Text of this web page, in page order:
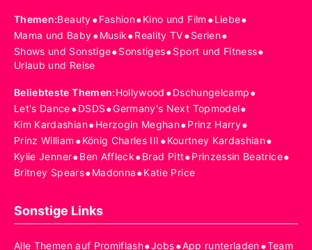
Themen:Beauty•Fashion•Kino und Film •Liebe•
Mama und Baby•Musik•Reality TV•Serien•
Shows und Sonstige•Sonstiges•Sport und Fitness•
Urlaub und Reise
Beliebteste Themen:Hollywood •Dschungelcamp•
Let's Dance•DSDS•Germany's Next Topmodel•
Kim Kardashian•Herzogin Meghan•Prinz Harry•
Prinz William •König Charles III •Kourtney Kardashian•
Kylie Jenner•Ben Affleck•Brad Pitt•Prinzessin Beatrice•
Britney Spears•Madonna•Katie Price
Sonstige Links
Alle Themen auf Promiflash•Jobs•App runterladen•Team